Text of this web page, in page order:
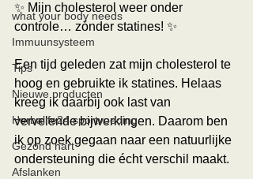
what your body needs
Immuunsysteem
Tips
Nieuwe producten
Herbalife24 sportvoeding
Gezond hart
Afslanken
✨ Mijn cholesterol weer onder
controle… zónder statines! ✨
Een tijd geleden zat mijn cholesterol te
hoog en gebruikte ik statines. Helaas
kreeg ik daarbij ook last van
vervelende bijwerkingen. Daarom ben
ik op zoek gegaan naar een natuurlijke
ondersteuning die écht verschil maakt.